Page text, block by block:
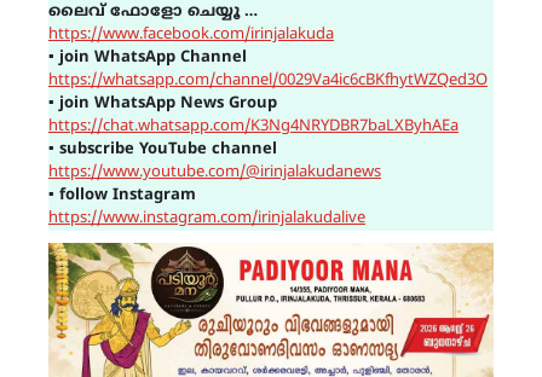
ലൈവ് ഫോളോ ചെയ്യൂ …
https://www.facebook.com/irinjalakuda
▪ join WhatsApp Channel
https://whatsapp.com/channel/0029Va4ic6cBKfhytWZQed3O
▪ join WhatsApp News Group
https://chat.whatsapp.com/K3Ng4NRYDBR7baLXByhAEa
▪ subscribe YouTube channel
https://www.youtube.com/@irinjalakudanews
▪ follow Instagram
https://www.instagram.com/irinjalakudalive